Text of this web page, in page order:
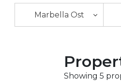
Marbella Ost
Showing 5